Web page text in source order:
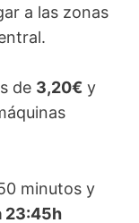
a las zonas
de 3,20€ y
minutos y
23:45h